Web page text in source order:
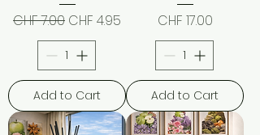
Regular Price
CHF 7.00 Sale Price
CHF 4.95
Add to Cart
Price
CHF 17.00
Add to Cart